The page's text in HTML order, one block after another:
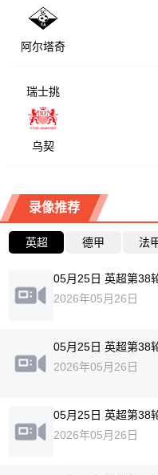
阿尔塔奇
瑞士挑
乌契
录像推荐
英超 德甲 法
05月25日 英超第38
2026年05月26日
05月25日 英超第38
2026年05月26日
05月25日 英超第38
2026年05月26日